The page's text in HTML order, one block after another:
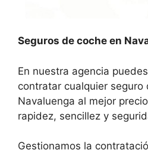
Seguros de coche en
En nuestra agencia
contratar cualquier seguro
Navaluenga al mejor
rapidez, sencillez y
Gestionamos la